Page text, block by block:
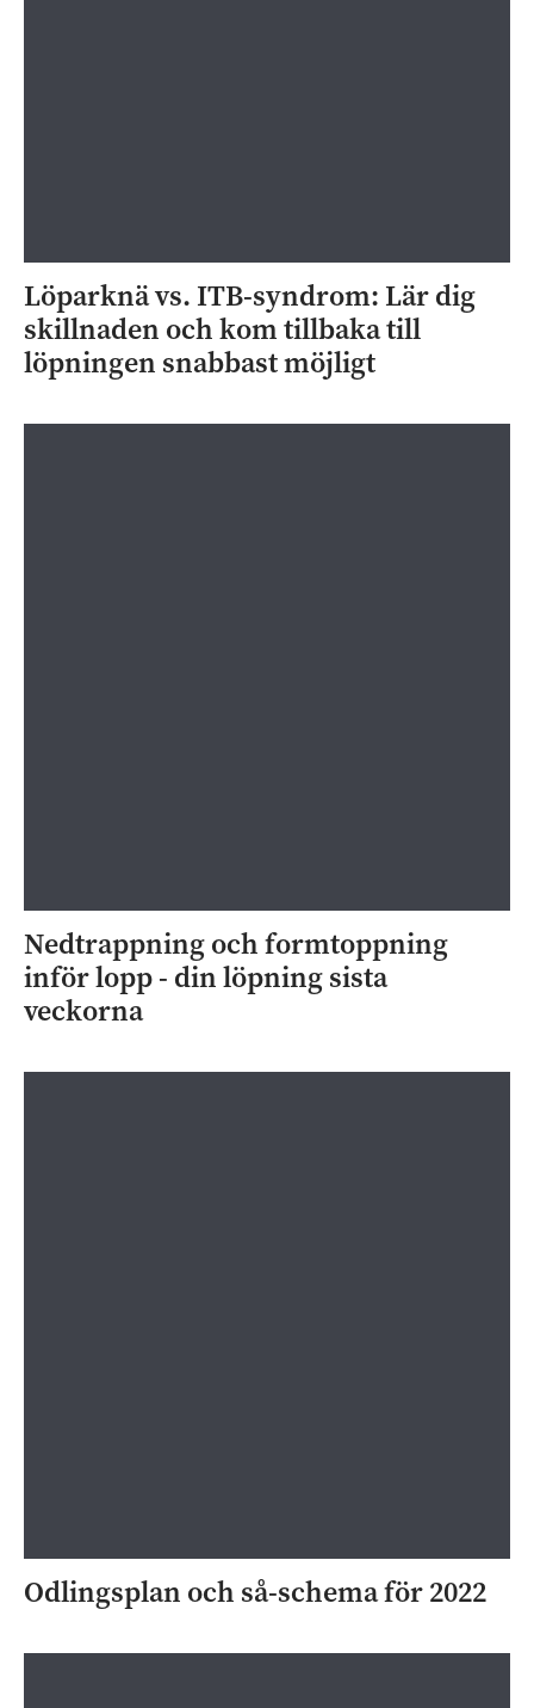
Löparknä vs. ITB-syndrom: Lär dig
skillnaden och kom tillbaka till
löpningen snabbast möjligt
Nedtrappning och formtoppning
inför lopp - din löpning sista
veckorna
Odlingsplan och så-schema för 2022